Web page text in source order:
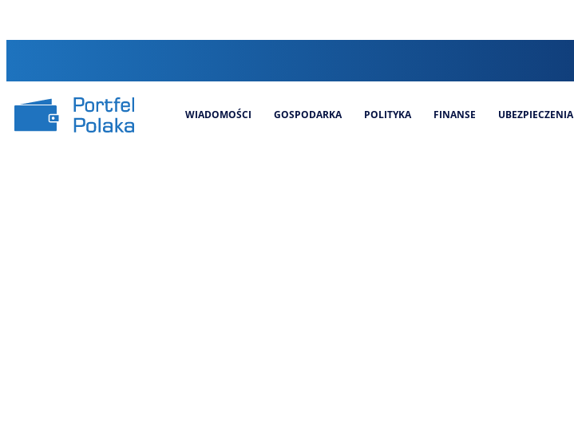
WIADOMOŚCI GOSPODARKA POLITYKA FINANSE UBEZPIECZENIA